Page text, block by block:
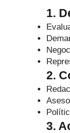
1.
2.
3.